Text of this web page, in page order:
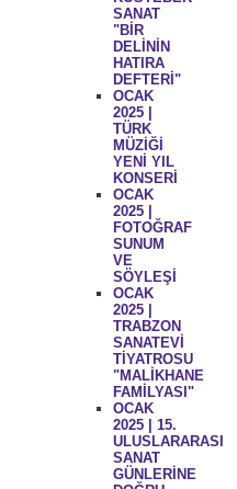
SANAT
"BİR
DELİNİN
HATIRA
DEFTERİ"
OCAK
2025 |
TÜRK
MÜZİĞİ
YENİ YIL
KONSERİ
OCAK
2025 |
FOTOĞRAF
SUNUM
VE
SÖYLEŞİ
OCAK
2025 |
TRABZON
SANATEVİ
TİYATROSU
"MALİKHANE
FAMİLYASI"
OCAK
2025 | 15.
ULUSLARARASI
SANAT
GÜNLERİNE